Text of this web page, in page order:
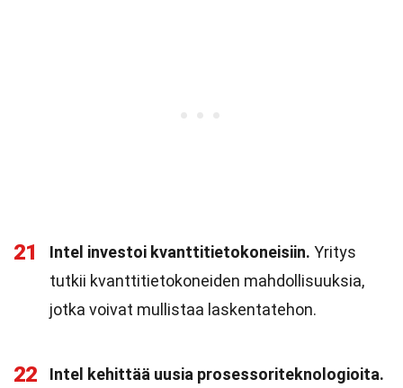
21 Intel investoi kvanttitietokoneisiin. Yritys
tutkii kvanttitietokoneiden mahdollisuuksia,
jotka voivat mullistaa laskentatehon.
22
Intel kehittää uusia prosessoriteknologioita.